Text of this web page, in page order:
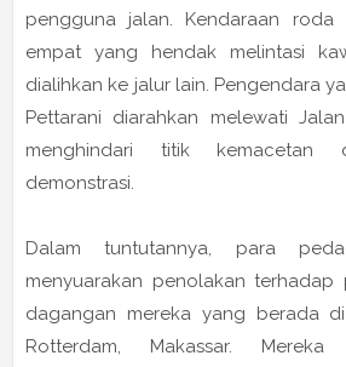
pengguna jalan. Kendaraan
empat yang hendak melintasi
dialihkan ke jalur lain. Pengendara
Pettarani diarahkan melewati
menghindari titik kemacetan
demonstrasi.
Dalam tuntutannya, para
menyuarakan penolakan terhadap
dagangan mereka yang berada
Rotterdam, Makassar.